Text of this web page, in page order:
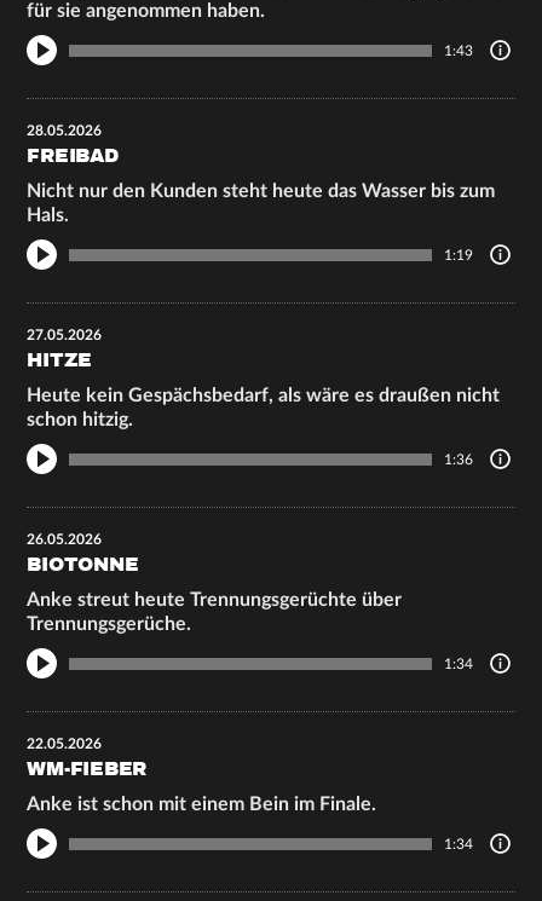
für sie angenommen haben.
1:43
28.05.2026
FREIBAD
Nicht nur den Kunden steht heute das Wasser bis zum
Hals.
1:19
27.05.2026
HITZE
Heute kein Gespächsbedarf, als wäre es draußen nicht
schon hitzig.
1:36
26.05.2026
BIOTONNE
Anke streut heute Trennungsgerüchte über
Trennungsgerüche.
1:34
22.05.2026
WM-FIEBER
Anke ist schon mit einem Bein im Finale.
1:34